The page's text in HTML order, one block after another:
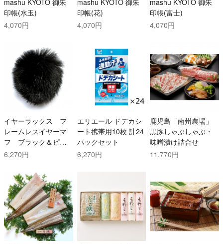
mashu KYOTO 御朱
印帳(水玉)
4,070円
mashu KYOTO 御朱
印帳(花)
4,070円
mashu KYOTO 御朱
印帳(富士)
4,070円
イヤーラックス フ
レームレスイヤーマ
フ ブラック＆ピン
ク
6,270円
エリエール ドデカシ
ート携帯用10枚 計24
パックセット
6,270円
鹿児島「南州農場」
黒豚しゃぶしゃぶ・
味噌漬け詰合せ
11,770円